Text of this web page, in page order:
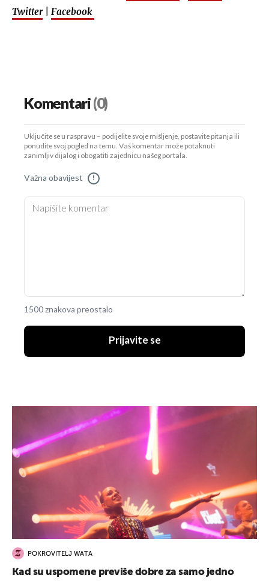
Twitter| Facebook
Komentari(0)
Uključite se u raspravu – podijelite svoje mišljenje, postavite pitanja ili
ponudite svoj pogled na temu. Vaš komentar može potaknuti
zanimljiv dijalog i obogatiti zajednicu našeg portala.
Važna obavijest !
1500 znakova preostalo
Prijavite se
POKROVITELJ WATA
Kad su uspomene previše dobre za samo jedno